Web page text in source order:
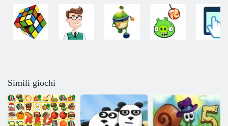
Simili giochi